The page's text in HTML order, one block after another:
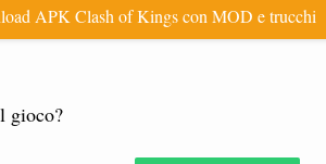
APK Clash of Kings con MOD e trucchi
gioco?